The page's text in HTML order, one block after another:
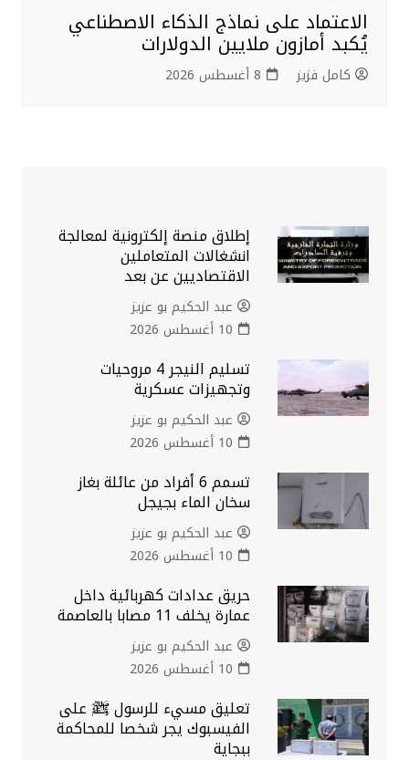
الاعتماد على نماذج الذكاء الاصطناعي
يُكبد أمازون ملايين الدولارات
كامل فزيز 8 أغسطس 2026
إطلاق منصة إلكترونية لمعالجة
انشغالات المتعاملين
الاقتصاديين عن بعد
عبد الحكيم بو عزيز
10 أغسطس 2026
تسليم النيجر 4 مروحيات
وتجهيزات عسكرية
عبد الحكيم بو عزيز
10 أغسطس 2026
تسمم 6 أفراد من عائلة بغاز
سخان الماء بجيجل
عبد الحكيم بو عزيز
10 أغسطس 2026
حريق عدادات كهربائية داخل
عمارة يخلف 11 مصابا بالعاصمة
عبد الحكيم بو عزيز
10 أغسطس 2026
تعليق مسيء للرسول ﷺ على
الفيسبوك يجر شخصا للمحاكمة
ببجاية